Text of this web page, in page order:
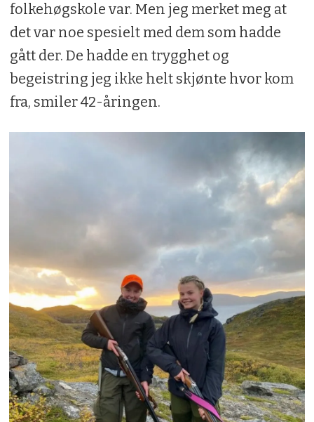
folkehøgskole var. Men jeg merket meg at
det var noe spesielt med dem som hadde
gått der. De hadde en trygghet og
begeistring jeg ikke helt skjønte hvor kom
fra, smiler 42-åringen.